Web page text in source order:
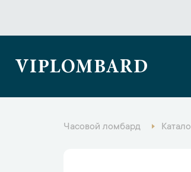
VIPLOMBARD
Часовой ломбард